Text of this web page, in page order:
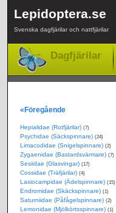
Lepidoptera.se
Svenska dagfjärilar och nattfjärilar
Dagfjärilar
«Föregående
Hepialidae (Rotfjärilar) (7)
Psychidae (Säckspinnare) (24)
Limacodidae (Snigelspinnare) (2)
Zygaenidae (Bastardsvärmare) (7)
Sesiidae (Glasvingar) (17)
Cossidae (Träfjärilar) (4)
Lasiocampidae (Ädelspinnare) (15)
Endromidae (Skäckspinnare) (1)
Saturniidae (Påfågelspinnare) (2)
Lemonidae (Mjölkörtsspinnare) (1)